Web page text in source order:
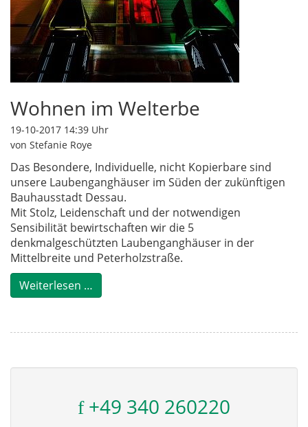
Wohnen im Welterbe
19-10-2017 14:39 Uhr
von Stefanie Roye
Das Besondere, Individuelle, nicht Kopierbare sind
unsere Laubenganghäuser im Süden der zukünftigen
Bauhausstadt Dessau.
Mit Stolz, Leidenschaft und der notwendigen
Sensibilität bewirtschaften wir die 5
denkmalgeschützten Laubenganghäuser in der
Mittelbreite und Peterholzstraße.
Weiterlesen …
+49 340 260220